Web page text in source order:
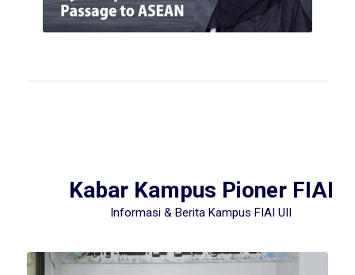
Kabar Kampus Pioner FIAI
Informasi & Berita Kampus FIAI UII